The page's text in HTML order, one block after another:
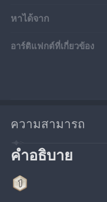
หาได้จาก
อาร์ติแฟกต์ที่เกี่ยวข้อง
ความสามารถ
คำอธิบาย